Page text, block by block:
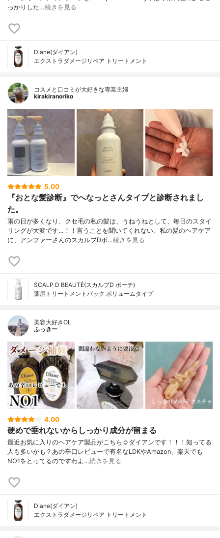
っかりした…続きを見る
Diane(ダイアン)
エクストラダメージリペア トリートメント
コスメと口コミが大好きな専業主婦
kirakiranoriko
5.00
『おとな髪診断』でへなっとさんタイプと診断されまし
た。
雨の日が多くなり、クセ毛の私の髪は、うねうねとして、毎日のスタイ
リングが大変です…！！言うことを聞いてくれない、私の髪のヘアケア
に、アンファーさんのスカルプDボ…続きを見る
SCALP D BEAUTÉ(スカルプD ボーテ)
薬用トリートメントパック ボリュームタイプ
美容大好きOL
ふっきー
4.00
硬めで垂れないからしっかり成分が留まる
最近お気に入りのヘアケア製品がこちら☺️ダイアンです！！！知ってる
人も多いかも？あの辛口レビューで有名なLDKやAmazon、楽天でも
NO1をとってるのですわよ…続きを見る
Diane(ダイアン)
エクストラダメージリペア トリートメント